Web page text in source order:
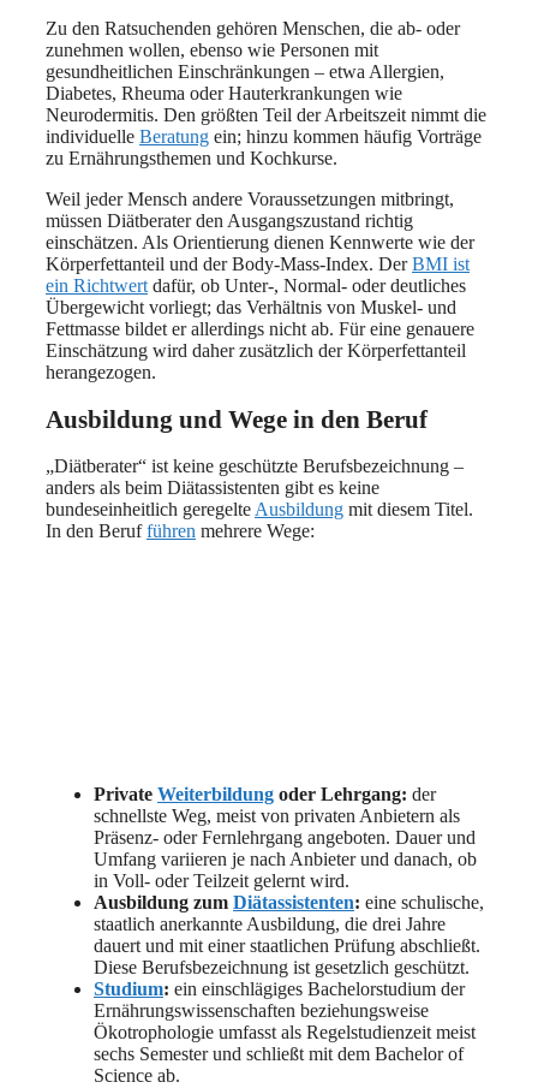
Zu den Ratsuchenden gehören Menschen, die ab- oder
zunehmen wollen, ebenso wie Personen mit
gesundheitlichen Einschränkungen – etwa Allergien,
Diabetes, Rheuma oder Hauterkrankungen wie
Neurodermitis. Den größten Teil der Arbeitszeit nimmt die
individuelle Beratung ein; hinzu kommen häufig Vorträge
zu Ernährungsthemen und Kochkurse.
Weil jeder Mensch andere Voraussetzungen mitbringt,
müssen Diätberater den Ausgangszustand richtig
einschätzen. Als Orientierung dienen Kennwerte wie der
Körperfettanteil und der Body-Mass-Index. DerBMI ist
ein Richtwert dafür, ob Unter-, Normal- oder deutliches
Übergewicht vorliegt; das Verhältnis von Muskel- und
Fettmasse bildet er allerdings nicht ab. Für eine genauere
Einschätzung wird daher zusätzlich der Körperfettanteil
herangezogen.
Ausbildung und Wege in den Beruf
„Diätberater“ ist keine geschützte Berufsbezeichnung –
anders als beim Diätassistenten gibt es keine
bundeseinheitlich geregelte Ausbildung mit diesem Titel.
In den Berufführen mehrere Wege:
Private Weiterbildung oder Lehrgang: der
schnellste Weg, meist von privaten Anbietern als
Präsenz- oder Fernlehrgang angeboten. Dauer und
Umfang variieren je nach Anbieter und danach, ob
in Voll- oder Teilzeit gelernt wird.
Ausbildung zum Diätassistenten: eine schulische,
staatlich anerkannte Ausbildung, die drei Jahre
dauert und mit einer staatlichen Prüfung abschließt.
Diese Berufsbezeichnung ist gesetzlich geschützt.
Studium: ein einschlägiges Bachelorstudium der
Ernährungswissenschaften beziehungsweise
Ökotrophologie umfasst als Regelstudienzeit meist
sechs Semester und schließt mit dem Bachelor of
Science ab.